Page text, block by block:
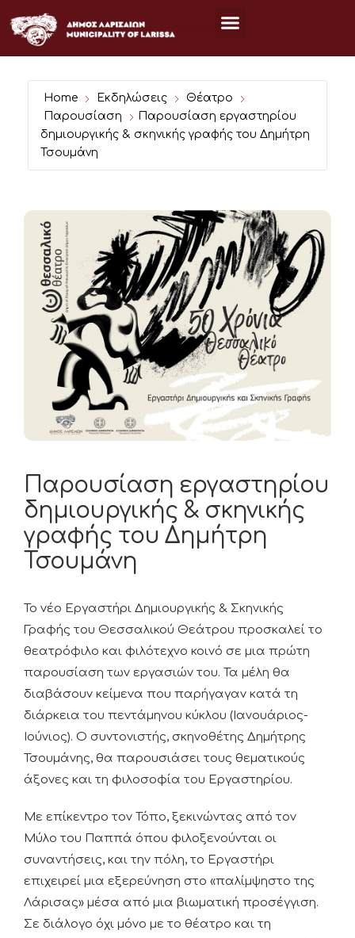
στο
περιεχόμενο
Home Εκδηλώσεις
Θέατρο
Παρουσίαση
Παρουσίαση εργαστηρίου
δημιουργικής & σκηνικής γραφής του Δημήτρη
Τσουμάνη
Παρουσίαση εργαστηρίου
δημιουργικής & σκηνικής
γραφής του Δημήτρη
Τσουμάνη
Το νέο Εργαστήρι Δημιουργικής & Σκηνικής
Γραφής του Θεσσαλικού Θεάτρου προσκαλεί το
θεατρόφιλο και φιλότεχνο κοινό σε μια πρώτη
παρουσίαση των εργασιών του. Τα μέλη θα
διαβάσουν κείμενα που παρήγαγαν κατά τη
διάρκεια του πεντάμηνου κύκλου (Ιανουάριος-
Ιούνιος). Ο συντονιστής, σκηνοθέτης Δημήτρης
Τσουμάνης, θα παρουσιάσει τους θεματικούς
άξονες και τη φιλοσοφία του Εργαστηρίου.
Με επίκεντρο τον Τόπο, ξεκινώντας από τον
Μύλο του Παππά όπου φιλοξενούνται οι
συναντήσεις, και την πόλη, το Εργαστήρι
επιχειρεί μια εξερεύνηση στο «παλίμψηστο της
Λάρισας» μέσα από μια βιωματική προσέγγιση.
Σε διάλογο όχι μόνο με το θέατρο και τη